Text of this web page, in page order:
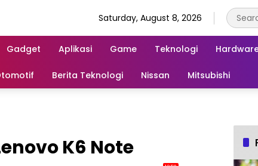
Saturday, August 8, 2026
Gadget Aplikasi Game Teknologi
Berita Teknologi Nissan Mitsubishi
K6 Note